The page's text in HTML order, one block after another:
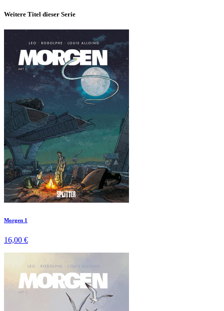
Weitere Titel dieser Serie
Morgen 1
16,00 €